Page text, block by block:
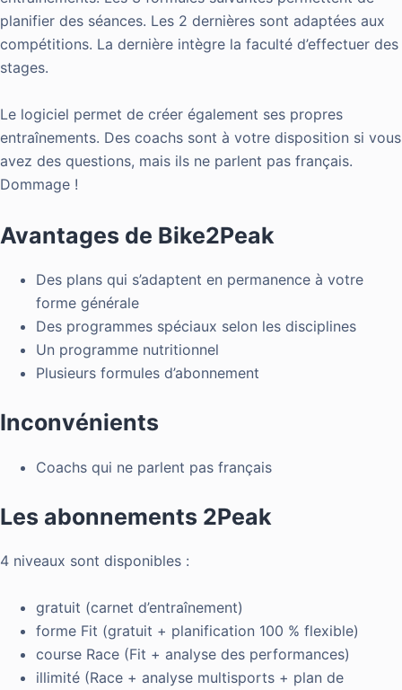
planifier des séances. Les 2 dernières sont adaptées aux
compétitions. La dernière intègre la faculté d’effectuer des
stages.
Le logiciel permet de créer également ses propres
entraînements. Des coachs sont à votre disposition si vous
avez des questions, mais ils ne parlent pas français.
Dommage !
Avantages de Bike2Peak
Des plans qui s’adaptent en permanence à votre
forme générale
Des programmes spéciaux selon les disciplines
Un programme nutritionnel
Plusieurs formules d’abonnement
Inconvénients
Coachs qui ne parlent pas français
Les abonnements 2Peak
4 niveaux sont disponibles :
gratuit (carnet d’entraînement)
forme Fit (gratuit + planification 100 % flexible)
course Race (Fit + analyse des performances)
illimité (Race + analyse multisports + plan de